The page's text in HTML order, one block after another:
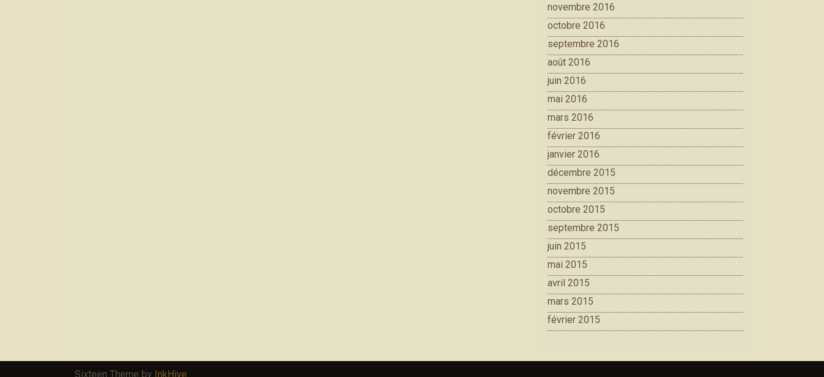
novembre 2016
octobre 2016
septembre 2016
août 2016
juin 2016
mai 2016
mars 2016
février 2016
janvier 2016
décembre 2015
novembre 2015
octobre 2015
septembre 2015
juin 2015
mai 2015
avril 2015
mars 2015
février 2015
Sixteen Theme by InkHive